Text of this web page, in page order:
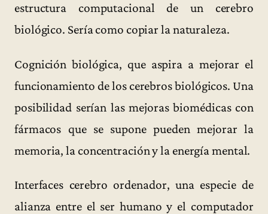
estructura computacional de un cerebro
biológico. Sería como copiar la naturaleza.
Cognición biológica, que aspira a mejorar el
funcionamiento de los cerebros biológicos. Una
posibilidad serían las mejoras biomédicas con
fármacos que se supone pueden mejorar la
memoria, la concentración y la energía mental.
Interfaces cerebro ordenador, una especie de
alianza entre el ser humano y el computador